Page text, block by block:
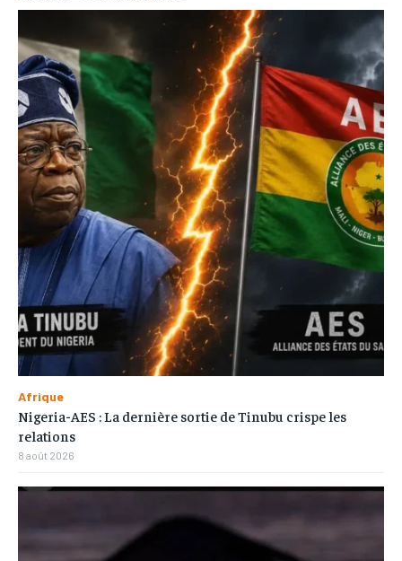
Afrique
Nigeria-AES : La dernière sortie de Tinubu crispe les
relations
8 août 2026